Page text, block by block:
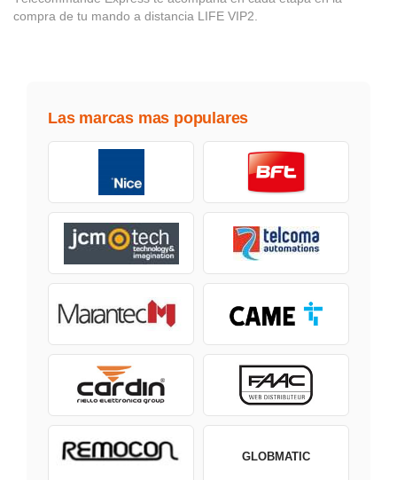
compra de tu mando a distancia LIFE VIP2.
Las marcas mas populares
GLOBMATIC